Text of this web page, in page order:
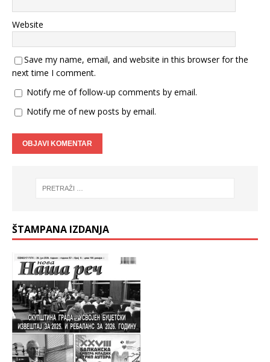
Website
Save my name, email, and website in this browser for the
next time I comment.
Notify me of follow-up comments by email.
Notify me of new posts by email.
ŠTAMPANA IZDANJA